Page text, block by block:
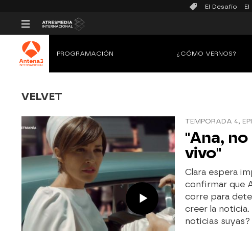
El Desafío
PROGRAMACIÓN ¿CÓMO VERNOS?
VELVET
TEMPORADA 4,
"Ana,
vivo"
Clara espera
confirmar que
corre para
creer la
noticias suyas?